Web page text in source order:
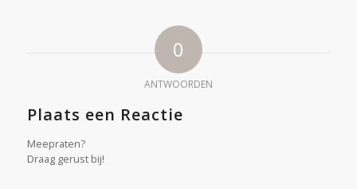
0
ANTWOORDEN
Plaats een Reactie
Meepraten?
Draag gerust bij!